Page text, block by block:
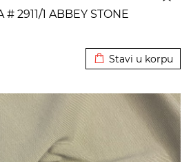
# 2911/1 ABBEY STONE
Stavi u korpu